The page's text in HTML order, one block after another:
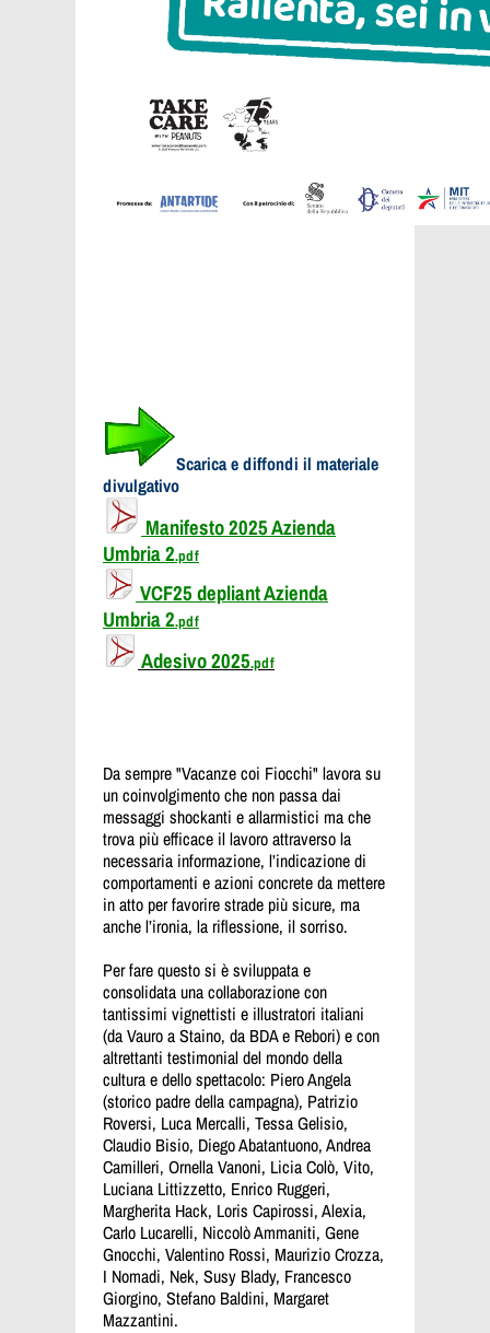
Scarica e diffondi il materiale
divulgativo
Manifesto 2025 Azienda
Umbria 2.pdf
VCF25 depliant Azienda
Umbria 2.pdf
Adesivo 2025.pdf
Da sempre "Vacanze coi Fiocchi" lavora su
un coinvolgimento che non passa dai
messaggi shockanti e allarmistici ma che
trova più efficace il lavoro attraverso la
necessaria informazione, l’indicazione di
comportamenti e azioni concrete da mettere
in atto per favorire strade più sicure, ma
anche l’ironia, la riflessione, il sorriso.
Per fare questo si è sviluppata e
consolidata una collaborazione con
tantissimi vignettisti e illustratori italiani
(da Vauro a Staino, da BDA e Rebori) e con
altrettanti testimonial del mondo della
cultura e dello spettacolo: Piero Angela
(storico padre della campagna), Patrizio
Roversi, Luca Mercalli, Tessa Gelisio,
Claudio Bisio, Diego Abatantuono, Andrea
Camilleri, Ornella Vanoni, Licia Colò, Vito,
Luciana Littizzetto, Enrico Ruggeri,
Margherita Hack, Loris Capirossi, Alexia,
Carlo Lucarelli, Niccolò Ammaniti, Gene
Gnocchi, Valentino Rossi, Maurizio Crozza,
I Nomadi, Nek, Susy Blady, Francesco
Giorgino, Stefano Baldini, Margaret
Mazzantini.